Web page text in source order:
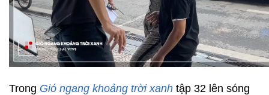
Trong Gió ngang khoảng trời xanh tập 32 lên sóng